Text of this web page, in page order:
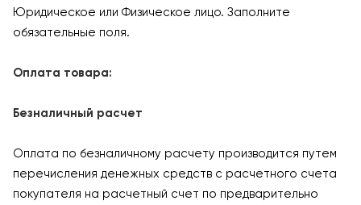
Юридическое или Физическое лицо. Заполните
обязательные поля.
Оплата товара:
Безналичный расчет
Оплата по безналичному расчету производится путем
перечисления денежных средств с расчетного счета
покупателя на расчетный счет по предварительно